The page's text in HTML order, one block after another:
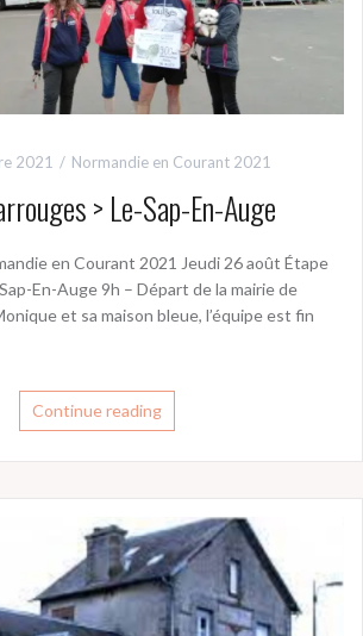
2021 Normandie en Courant 2021
> Le-Sap-En-Auge
en Courant 2021 Jeudi 26 août Étape
En-Auge 9h – Départ de la mairie de
et sa maison bleue, l’équipe est fin
Continue reading